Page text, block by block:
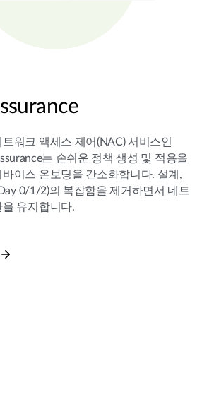
워크 액세스 제어(NAC) 서비스인
는 손쉬운 정책 생성 및 적용을
이스 온보딩을 간소화합니다. 설계,
0/1/2)의 복잡함을 제거하면서 네트
유지합니다.